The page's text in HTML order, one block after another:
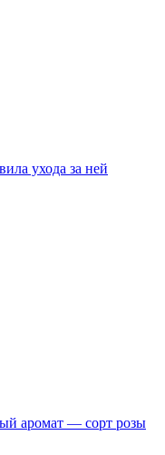
ухода за ней
аромат — сорт розы